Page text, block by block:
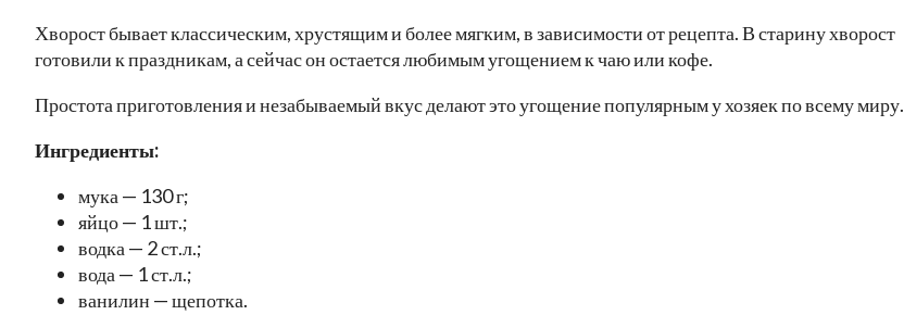
Хворост бывает классическим, хрустящим и более мягким, в зависимости от рецепта. В старину хворост
готовили к праздникам, а сейчас он остается любимым угощением к чаю или кофе.
Простота приготовления и незабываемый вкус делают это угощение популярным у хозяек по всему миру.
Ингредиенты:
мука — 130 г;
яйцо — 1 шт.;
водка — 2 ст.л.;
вода — 1 ст.л.;
ванилин — щепотка.